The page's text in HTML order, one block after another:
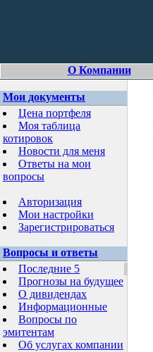
О Компании
Мои документы
Цена портфеля
Моя таблица
котировок
Новости для меня
Ответы на мои
вопросы
Авторизация
Мои настройки
Зарегистрироваться
Вопросы и ответы
Последние 5
Прогнозы на будущее
О дивидендах
Информационные
Вопросы по
эмитентам
Об услугах компании